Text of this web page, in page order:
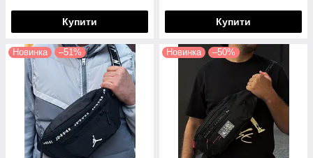
Купити Купити
Новинка –51% Новинка –50%